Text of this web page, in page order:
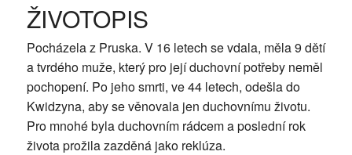
ŽIVOTOPIS
Pocházela z Pruska. V 16 letech se vdala, měla 9 dětí
a tvrdého muže, který pro její duchovní potřeby neměl
pochopení. Po jeho smrti, ve 44 letech, odešla do
Kwidzyna, aby se věnovala jen duchovnímu životu.
Pro mnohé byla duchovním rádcem a poslední rok
života prožila zazděná jako reklúza.